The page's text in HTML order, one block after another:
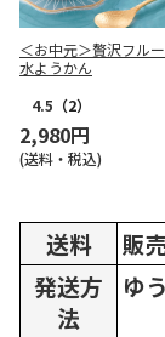
＜お中元＞贅沢フル
水ようかん
4.5 （2）
2,980円
(送料・税込)
送料
販
発送方
法
ゆ